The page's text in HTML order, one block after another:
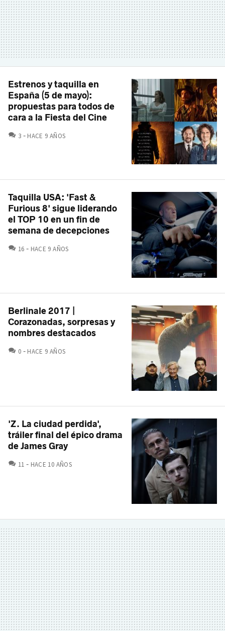
Estrenos y taquilla en
España (5 de mayo):
propuestas para todos de
cara a la Fiesta del Cine
3 COMENTARIOS
HACE 9 AÑOS
Taquilla USA: 'Fast &
Furious 8' sigue liderando
el TOP 10 en un fin de
semana de decepciones
16 COMENTARIOS
HACE 9 AÑOS
Berlinale 2017 |
Corazonadas, sorpresas y
nombres destacados
0 COMENTARIOS
HACE 9 AÑOS
'Z. La ciudad perdida',
tráiler final del épico drama
de James Gray
11 COMENTARIOS
HACE 10 AÑOS